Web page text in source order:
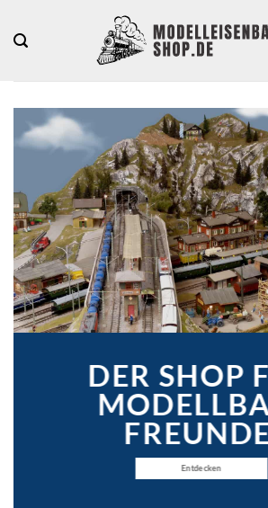
Inhalt
DER SHOP
Entdecken